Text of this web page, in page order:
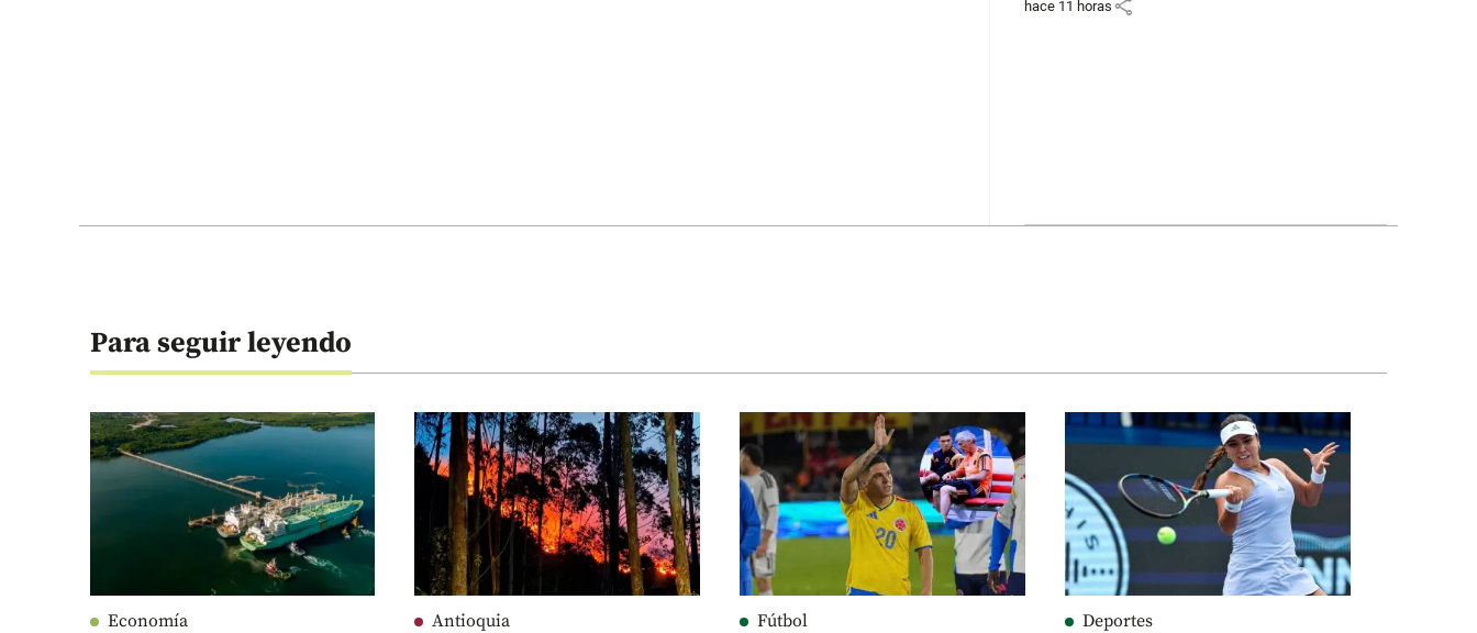
hace 11 horas share
Para seguir leyendo
Economía Antioquia Fútbol Deportes